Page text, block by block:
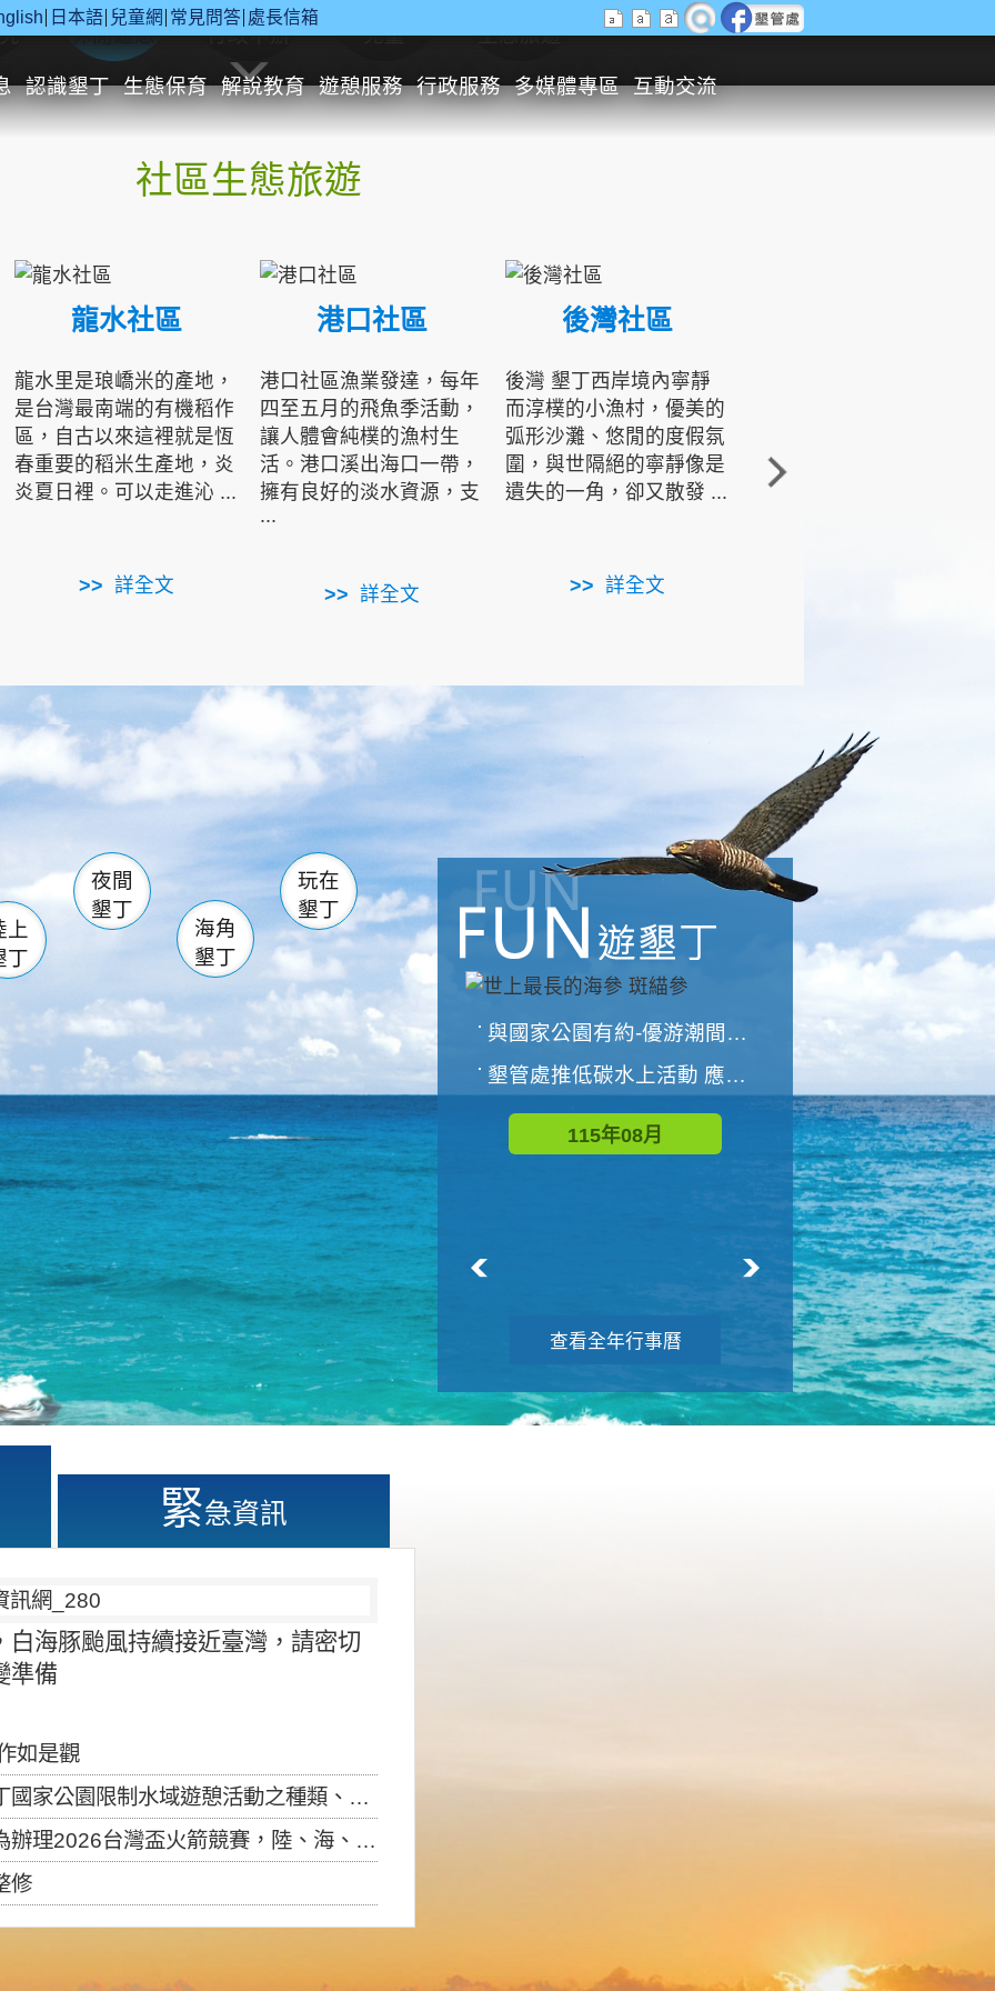
日本語 兒童網 常見問答 處長信箱
認識墾丁 生態保育 解說教育 遊憩服務 行政服務 多媒體專區 互動交流
休閒遊憩 行政申辦 兒童 生態旅遊
社區生態旅遊
龍水社區
龍水里是琅嶠米的產地，
是台灣最南端的有機稻作
區，自古以來這裡就是恆
春重要的稻米生產地，炎
炎夏日裡。可以走進沁 ...
詳全文
港口社區
港口社區漁業發達，每年
四至五月的飛魚季活動，
讓人體會純樸的漁村生
活。港口溪出海口一帶，
擁有良好的淡水資源，支
...
詳全文
後灣社區
後灣 墾丁西岸境內寧靜
而淳樸的小漁村，優美的
弧形沙灘、悠閒的度假氛
圍，與世隔絕的寧靜像是
遺失的一角，卻又散發 ...
詳全文
角的端點，冬季海浪拍打
著礁岸，旺盛的侵蝕作
南仁湖
滿州 佳樂水
森林遊樂區
墾管處遊客中心
社頂公園 風吹沙
船帆石 龍磐公園
香蕉灣 龍坑
鵝鑾鼻
上
丁
夜間
墾丁
海角
墾丁
玩在
墾丁
與國家公園有約-優游潮間探險者
墾管處推低碳水上活動 應屆畢業生限額免費參加
115年08月
世界地球清潔日 墾管處辦理「2026年墾丁國家公園沙灘淨灘活動
115年09月
查看全年行事曆
緊急資訊
海豚颱風持續接近臺灣，請密切
準備
如是觀
制水域遊憩活動之種類、範圍、時間及行為」，自即日生效。
盃火箭競賽，陸、海、空域警戒及協調相關事宜，因颱風備案事宜
修